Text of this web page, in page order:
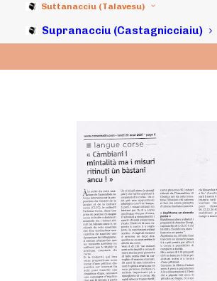
Suttanacciu (Talavesu)
Supranacciu (Castagnicciaiu)
20/08/2007 | INARCHIVI